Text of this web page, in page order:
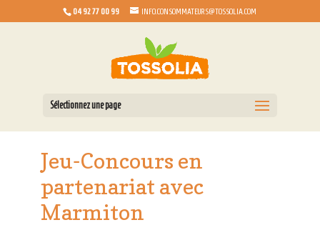
04 92 77 00 99 INFO.CONSOMMATEURS@TOSSOLIA.COM
Sélectionnez une page
Jeu-Concours en
partenariat avec
Marmiton